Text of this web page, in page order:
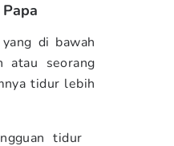
di bawah
atau seorang
tidur lebih
tidur